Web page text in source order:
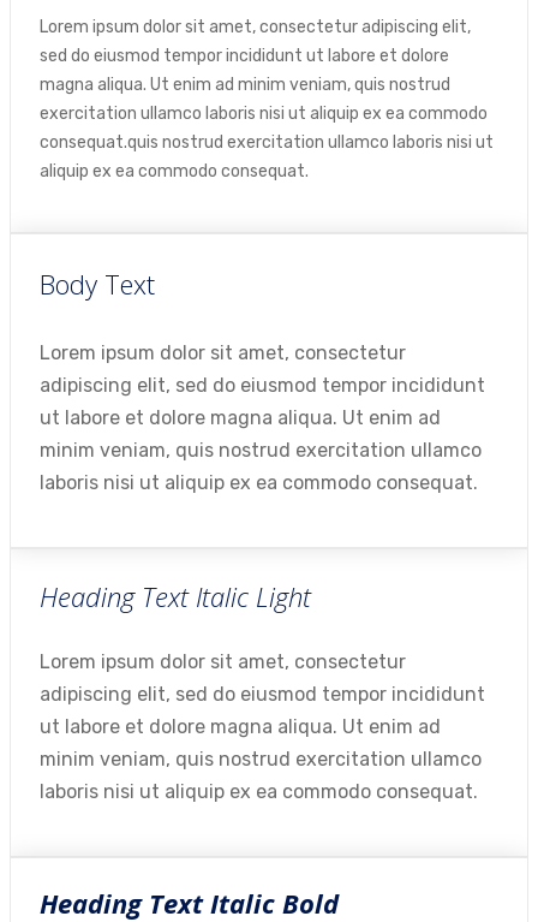
Lorem ipsum dolor sit amet, consectetur adipiscing elit,
sed do eiusmod tempor incididunt ut labore et dolore
magna aliqua. Ut enim ad minim veniam, quis nostrud
exercitation ullamco laboris nisi ut aliquip ex ea commodo
consequat.quis nostrud exercitation ullamco laboris nisi ut
aliquip ex ea commodo consequat.
Body Text
Lorem ipsum dolor sit amet, consectetur
adipiscing elit, sed do eiusmod tempor incididunt
ut labore et dolore magna aliqua. Ut enim ad
minim veniam, quis nostrud exercitation ullamco
laboris nisi ut aliquip ex ea commodo consequat.
Heading Text Italic Light
Lorem ipsum dolor sit amet, consectetur
adipiscing elit, sed do eiusmod tempor incididunt
ut labore et dolore magna aliqua. Ut enim ad
minim veniam, quis nostrud exercitation ullamco
laboris nisi ut aliquip ex ea commodo consequat.
Heading Text Italic Bold